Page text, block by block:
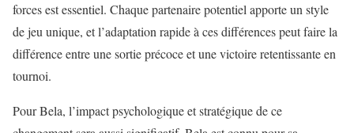
forces est essentiel. Chaque partenaire potentiel apporte un style
de jeu unique, et l’adaptation rapide à ces différences peut faire la
différence entre une sortie précoce et une victoire retentissante en
tournoi.
Pour Bela, l’impact psychologique et stratégique de ce